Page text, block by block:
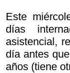
Este
días
asistencial,
día antes
años (tiene